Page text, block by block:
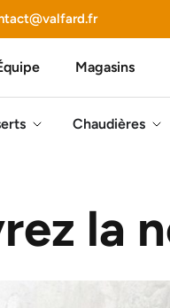
Magasins
Chaudières
la